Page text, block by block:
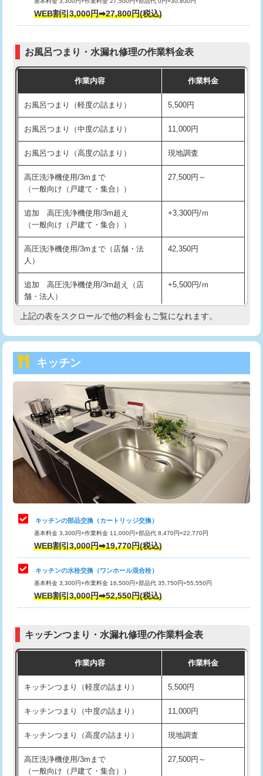
交換・取付（タンク）
交換・取付（普通便座） 11,000円+材料費
交換・取付（温水洗浄便座） 16,500円+材料費
交換・取付(単水栓（壁付・デッキ
式）)
13,200円+材料費
交換・取付(混合水栓（壁付・デッキ
式・ワンホール）)
16,500円+材料費
交換・取付(排水栓・排水トラップ
（P/S/ポップアップ））
22,000円+材料費
交換・取付（その他部品） 11,000円+材料費
持込商品取付（単水栓） 13,200円
持込商品取付（混合水栓）
持込商品取付（浄水器・分岐水栓） 16,500円
持込商品取付（温水洗浄便座） 22,000円
持込商品取付（普通便座⇔温水洗浄便
22,000円
給水管工事※（ホール加工)
給水管工事※（バンド止め) 3,300円
給水管工事※（支持金具設置) 5,500円
給水管工事※（保温材使用（バンド止
め込み）)
5,500円
給水管工事※（土の掘削・埋め戻し作
11,000円
給水管工事※（塩ビ管（VP・HI）使
用/3ｍまで)
給水管工事※（塩ビ管（VP・HI）使
用（追加）/3ｍ超え)
給水管工事※（ライニング鋼管・銅
管・ポリ管・HT管使用/3ｍまで)
44,000円
管・ポリ管・HT管使用/3ｍ超え)
排水管工事（土の掘削・埋め戻し作
11,000円~
排水管工事（排水管工事/3ｍまで） 55,000円
排水管工事（追加 排水管工事/3ｍ超
+11,000円
マス交換（土の掘削・埋め戻し作業）
WEB割引3,000円➡27,800円(税込)
お風呂つまり・水漏れ修理の作業料金表
作業内容 作業料金
お風呂つまり（軽度の詰まり） 5,500円
お風呂つまり（中度の詰まり） 11,000円
お風呂つまり（高度の詰まり） 現地調査
高圧洗浄機使用/3mまで
（一般向け（戸建て・集合））
27,500円～
追加 高圧洗浄機使用/3m超え
（一般向け（戸建て・集合））
+3,300円/ｍ
高圧洗浄機使用/3mまで（店舗・法
人）
42,350円
追加 高圧洗浄機使用/3m超え（店
舗・法人）
+5,500円/ｍ
高度高圧洗浄換 現地調査
トーラー機使用/3mまで
追加トーラー機使用/3m超え +3,300円
カメラ調査 33,000円
桝清掃 8,800円
止水・漏水調査・防水処理・清掃・修
理・調整・分解・加工など（軽作業）
11,000円
止水・漏水調査・防水処理・清掃・修
理・調整・分解・加工など（中作業）
22,000円
止水・漏水調査・防水処理・清掃・修
理・調整・分解・加工など（重作業）
33,000円
お風呂タンク脱着
その他部品の脱着
式・ワンホール）)
交換・取付(排水栓・排水トラップ
22,000円+材料費
上記の表をスクロールで他の料金もご覧になれます。
キッチン
キッチンの部品交換（カートリッジ交換）
基本料金 3,300円+作業料金 11,000円+部品代 8,470円=22,770円
WEB割引3,000円➡19,770円(税込)
キッチンの水栓交換（ワンホール混合栓）
基本料金 3,300円+作業料金 16,500円+部品代 35,750円=55,550円
WEB割引3,000円➡52,550円(税込)
キッチンつまり・水漏れ修理の作業料金表
作業内容 作業料金
キッチンつまり（軽度の詰まり） 5,500円
キッチンつまり（中度の詰まり） 11,000円
キッチンつまり（高度の詰まり） 現地調査
高圧洗浄機使用/3mまで
（一般向け（戸建て・集合））
27,500円～